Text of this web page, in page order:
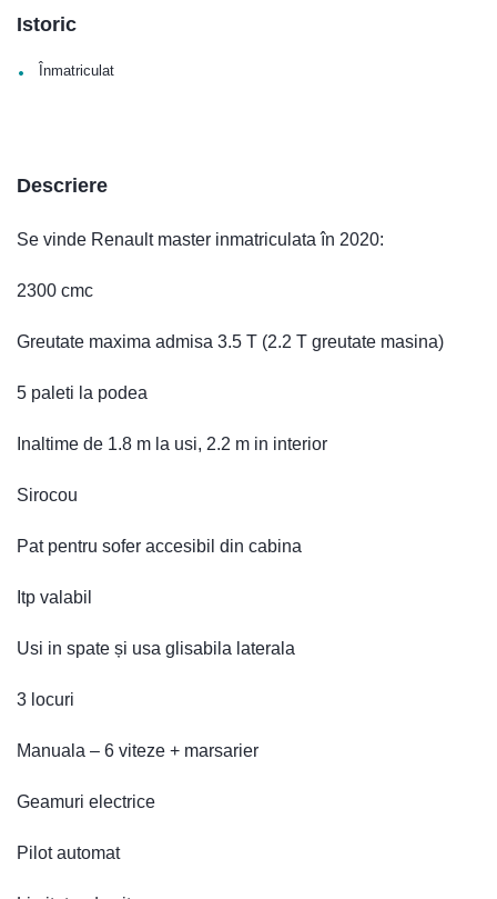
Istoric
• Înmatriculat
Descriere
Se vinde Renault master inmatriculata în 2020:
2300 cmc
Greutate maxima admisa 3.5 T (2.2 T greutate masina)
5 paleti la podea
Inaltime de 1.8 m la usi, 2.2 m in interior
Sirocou
Pat pentru sofer accesibil din cabina
Itp valabil
Usi in spate și usa glisabila laterala
3 locuri
Manuala – 6 viteze + marsarier
Geamuri electrice
Pilot automat